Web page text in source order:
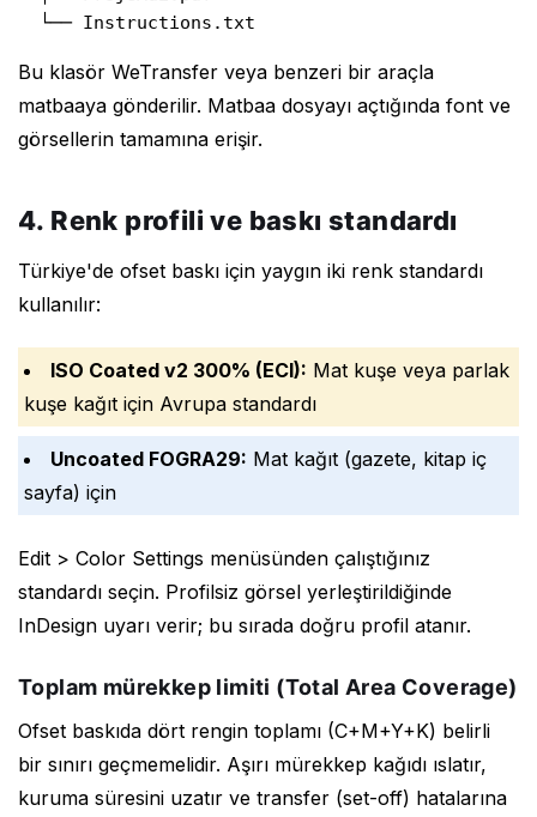
  └── Instructions.txt
Bu klasör WeTransfer veya benzeri bir araçla
matbaaya gönderilir. Matbaa dosyayı açtığında font ve
görsellerin tamamına erişir.
4. Renk profili ve baskı standardı
Türkiye'de ofset baskı için yaygın iki renk standardı
kullanılır:
ISO Coated v2 300% (ECI): Mat kuşe veya parlak
kuşe kağıt için Avrupa standardı
Uncoated FOGRA29: Mat kağıt (gazete, kitap iç
sayfa) için
Edit > Color Settings menüsünden çalıştığınız
standardı seçin. Profilsiz görsel yerleştirildiğinde
InDesign uyarı verir; bu sırada doğru profil atanır.
Toplam mürekkep limiti (Total Area Coverage)
Ofset baskıda dört rengin toplamı (C+M+Y+K) belirli
bir sınırı geçmemelidir. Aşırı mürekkep kağıdı ıslatır,
kuruma süresini uzatır ve transfer (set-off) hatalarına